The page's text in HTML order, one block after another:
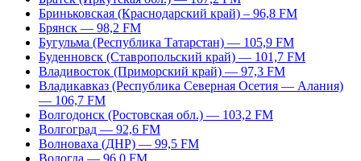
Бриньковская (Краснодарский край) – 96,8 FM
Брянск — 98,2 FM
Бугульма (Республика Татарстан) — 105,9 FM
Буденновск (Ставропольский край) — 101,7 FM
Владивосток (Приморский край) — 97,3 FM
Владикавказ (Республика Северная Осетия — Алания)
— 106,7 FM
Волгодонск (Ростовская обл.) — 103,2 FM
Волгоград — 92,6 FM
Волноваха (ДНР) — 99,5 FM
Вологда — 96,0 FM